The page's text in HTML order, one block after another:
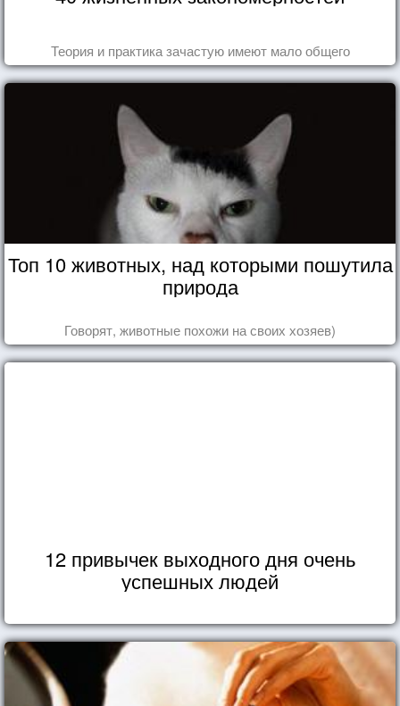
Теория и практика зачастую имеют мало общего
Топ 10 животных, над которыми пошутила
природа
Говорят, животные похожи на своих хозяев)
12 привычек выходного дня очень
успешных людей